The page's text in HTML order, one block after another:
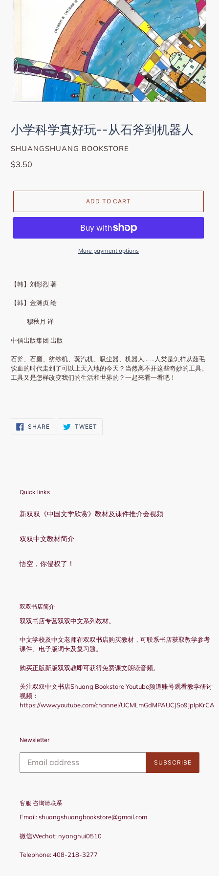
小学科学真好玩--从石斧到机器人
VENDOR
SHUANGSHUANG BOOKSTORE
Regular
$3.50
ADD TO CART
More payment options
【韩】刘彰烈 著
【韩】金渊贞 绘
穆秋月 译
中信出版集团 出版
石斧、石磨、纺纱机、蒸汽机、吸尘器、机器人... ...人类是怎样从茹毛
饮血的时代走到了可以上天入地的今天？当然离不开这些奇妙的工具。
工具又是怎样改变我们的生活和世界的？一起来看一看吧！
SHARESHARE
ON
TWEET
Quick links
新双双《中国文学欣赏》教材及课件推介会视频
双双中文教材简介
悟空，你侵权了！
双双书店简介
双双书店专营双双中文系列教材。
中文学校及中文老师在双双书店购买教材，可联系书店获取教学参考
课件、电子版词卡及复习题。
购买正版新版双双教即可获得免费课文朗读音频。
关注双双中文书店Shuang Bookstore Youtube频道账号观看教学研讨
视频：
https://www.youtube.com/channel/UCMLmGdMPAUCJSo9JpIpKrCA
Newsletter
SUBSCRIBE
客服 咨询请联系
Email: shuangshuangbookstore@gmail.com
微信Wechat: nyanghui0510
Telephone: 408-218-3277